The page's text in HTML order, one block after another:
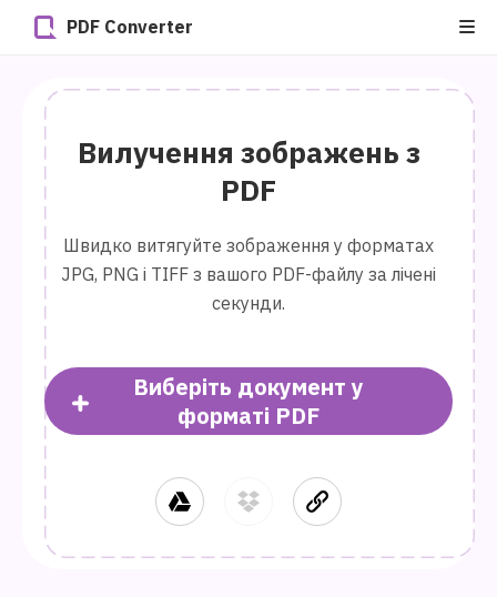
PDF Converter
Вилучення зображень з
PDF
Швидко витягуйте зображення у форматах
JPG, PNG і TIFF з вашого PDF-файлу за лічені
секунди.
Виберіть документ у
форматі PDF